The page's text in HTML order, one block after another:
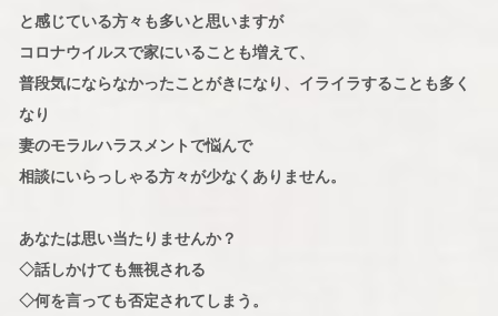
と感じている方々も多いと思いますが
コロナウイルスで家にいることも増えて、
普段気にならなかったことがきになり、イライラすることも多く
なり
妻のモラルハラスメントで悩んで
相談にいらっしゃる方々が少なくありません。
あなたは思い当たりませんか？
◇話しかけても無視される
◇何を言っても否定されてしまう。